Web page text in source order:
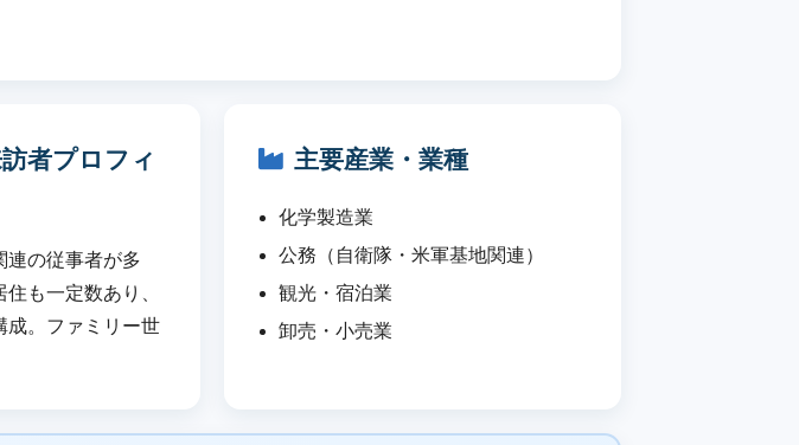
者プロフィ
連の従事者が多
も一定数あり、
成。ファミリー世
主要産業・業種
化学製造業
公務（自衛隊・米軍基地関連）
観光・宿泊業
卸売・小売業